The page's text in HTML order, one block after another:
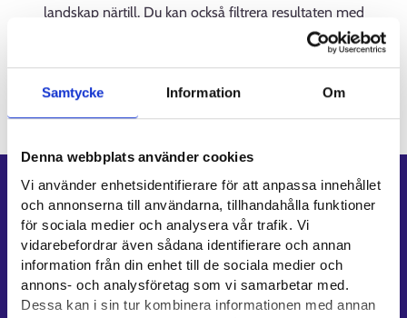
Samtycke Information Om
Denna webbplats använder cookies
Vi använder enhetsidentifierare för att anpassa innehållet
och annonserna till användarna, tillhandahålla funktioner
för sociala medier och analysera vår trafik. Vi
vidarebefordrar även sådana identifierare och annan
information från din enhet till de sociala medier och
annons- och analysföretag som vi samarbetar med.
Dessa kan i sin tur kombinera informationen med annan
landskap närtill. Du kan också filtrera resultaten med
sökkriterier. Du hittar tjänster på samiska på Suomi.fi:
Genvägar
E-tjänster
Min karriärstig
Jobbsökningsprofil
Lediga arbetsplatser